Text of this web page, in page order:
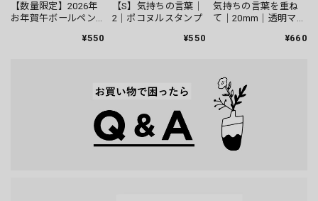
【数量限定】2026年
お年賀午ボールペン
¥550
【S】気持ちの言葉｜
2｜ポコヌルスタンプ
¥550
気持ちの言葉を重ね
て｜20mm｜透明マス
¥660